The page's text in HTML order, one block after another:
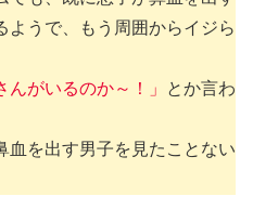
ようで、もう周囲からイジら
んがいるのか～！」
とか言わ
血を出す男子を見たことない